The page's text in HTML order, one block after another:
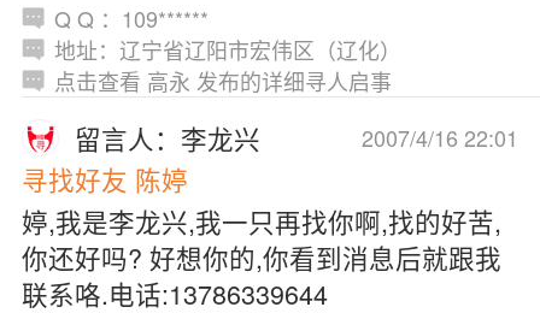
Q Q ：109******
地址：辽宁省辽阳市宏伟区（辽化）
点击查看 高永 发布的详细寻人启事
2007/4/16 22:01
留言人：李龙兴
寻找好友 陈婷
婷,我是李龙兴,我一只再找你啊,找的好苦,
你还好吗? 好想你的,你看到消息后就跟我
联系咯.电话:13786339644